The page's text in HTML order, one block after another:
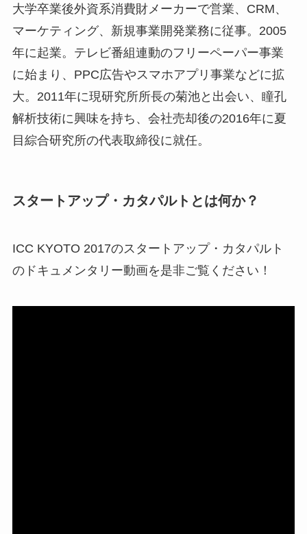
大学卒業後外資系消費財メーカーで営業、CRM、
マーケティング、新規事業開発業務に従事。2005
年に起業。テレビ番組連動のフリーペーパー事業
に始まり、PPC広告やスマホアプリ事業などに拡
大。2011年に現研究所所長の菊池と出会い、瞳孔
解析技術に興味を持ち、会社売却後の2016年に夏
目綜合研究所の代表取締役に就任。
スタートアップ・カタパルトとは何か？
ICC KYOTO 2017のスタートアップ・カタパルト
のドキュメンタリー動画を是非ご覧ください！